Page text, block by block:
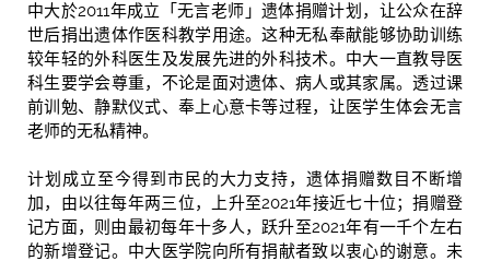
中大於2011年成立「无言老师」遗体捐赠计划，让公众在辞
世后捐出遗体作医科教学用途。这种无私奉献能够协助训练
较年轻的外科医生及发展先进的外科技术。中大一直教导医
科生要学会尊重，不论是面对遗体、病人或其家属。透过课
前训勉、静默仪式、奉上心意卡等过程，让医学生体会无言
老师的无私精神。
计划成立至今得到市民的大力支持，遗体捐赠数目不断增
加，由以往每年两三位，上升至2021年接近七十位；捐赠登
记方面，则由最初每年十多人，跃升至2021年有一千个左右
的新增登记。中大医学院向所有捐献者致以衷心的谢意。未